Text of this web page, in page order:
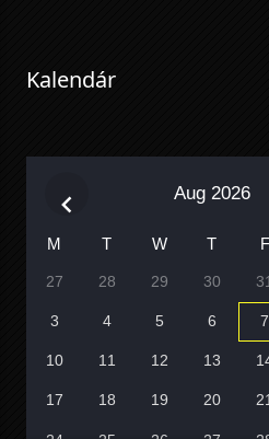
Kalendár
Aug 2026
M T W T F
27 28 29 30 31
3 4 5 6 7
10 11 12 13
17 18 19 20